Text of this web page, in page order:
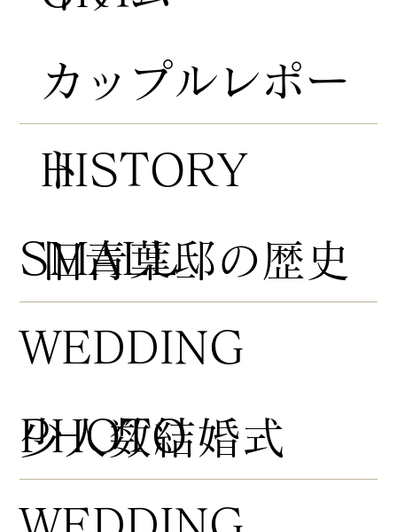
HISTORY
​旧青葉邸の歴史
​カップルレポー
ト
​少人数結婚式
​SMALL
WEDDING
PHOTO